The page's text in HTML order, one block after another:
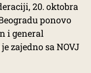
20. oktobra
ponovo
i general
zajedno sa NOVJ